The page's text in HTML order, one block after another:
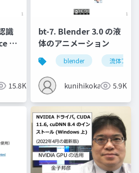
識
を
15.8K
bt-7. Blender 3.0 の液
体のアニメーション
blender 流体アニ
kunihikokaneko5.9K